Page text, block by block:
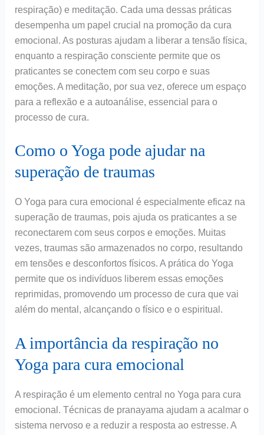
respiração) e meditação. Cada uma dessas práticas
desempenha um papel crucial na promoção da cura
emocional. As posturas ajudam a liberar a tensão física,
enquanto a respiração consciente permite que os
praticantes se conectem com seu corpo e suas
emoções. A meditação, por sua vez, oferece um espaço
para a reflexão e a autoanálise, essencial para o
processo de cura.
Como o Yoga pode ajudar na
superação de traumas
O Yoga para cura emocional é especialmente eficaz na
superação de traumas, pois ajuda os praticantes a se
reconectarem com seus corpos e emoções. Muitas
vezes, traumas são armazenados no corpo, resultando
em tensões e desconfortos físicos. A prática do Yoga
permite que os indivíduos liberem essas emoções
reprimidas, promovendo um processo de cura que vai
além do mental, alcançando o físico e o espiritual.
A importância da respiração no
Yoga para cura emocional
A respiração é um elemento central no Yoga para cura
emocional. Técnicas de pranayama ajudam a acalmar o
sistema nervoso e a reduzir a resposta ao estresse. A